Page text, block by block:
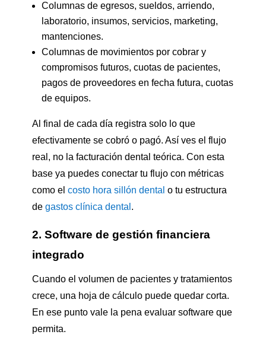
Columnas de egresos, sueldos, arriendo,
laboratorio, insumos, servicios, marketing,
mantenciones.
Columnas de movimientos por cobrar y
compromisos futuros, cuotas de pacientes,
pagos de proveedores en fecha futura, cuotas
de equipos.
Al final de cada día registra solo lo que
efectivamente se cobró o pagó. Así ves el flujo
real, no la facturación dental teórica. Con esta
base ya puedes conectar tu flujo con métricas
como el costo hora sillón dental o tu estructura
de gastos clínica dental .
2. Software de gestión financiera
integrado
Cuando el volumen de pacientes y tratamientos
crece, una hoja de cálculo puede quedar corta.
En ese punto vale la pena evaluar software que
permita.